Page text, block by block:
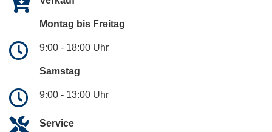
Montag bis Freitag
9:00 - 18:00 Uhr
Samstag
9:00 - 13:00 Uhr
Service